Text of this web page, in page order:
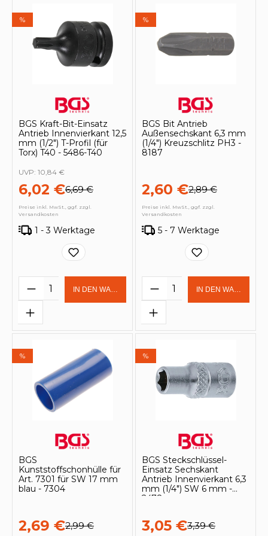
%
BGS Kraft-Bit-Einsatz
Antrieb Innenvierkant 12,5
mm (1/2") T-Profil (für
Torx) T40 - 5486-T40
6,02 €6,69 €
UVP: 10,84 €
Preise inkl. MwSt., ggf. zzgl.
Versandkosten
1 - 3 Werktage
Produkt Anzahl: Gib den
IN DEN WARENKORB
%
BGS Bit Antrieb
Außensechskant 6,3 mm
(1/4") Kreuzschlitz PH3 -
8187
2,60 €2,89 €
Preise inkl. MwSt., ggf. zzgl.
Versandkosten
5 - 7 Werktage
Produkt Anzahl:
IN DEN
%
BGS
Kunststoffschonhülle für
Art. 7301 für SW 17 mm
blau - 7304
2,69 €2,99 €
%
BGS Steckschlüssel-
Einsatz Sechskant
Antrieb Innenvierkant 6,3
mm (1/4") SW 6 mm -
2478
3,05 €3,39 €